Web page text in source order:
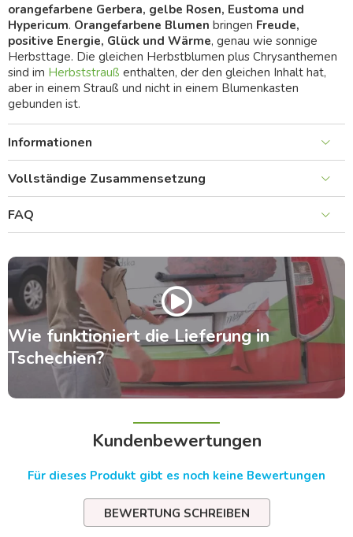
orangefarbene Gerbera, gelbe Rosen, Eustoma und
Hypericum. Orangefarbene Blumen bringen Freude,
positive Energie, Glück und Wärme, genau wie sonnige
Herbsttage. Die gleichen Herbstblumen plus Chrysanthemen
sind im Herbststrauß enthalten, der den gleichen Inhalt hat,
aber in einem Strauß und nicht in einem Blumenkasten
gebunden ist.
Informationen
Vollständige Zusammensetzung
FAQ
Wie funktioniert die Lieferung in
Tschechien?
Kundenbewertungen
Für dieses Produkt gibt es noch keine Bewertungen
BEWERTUNG SCHREIBEN